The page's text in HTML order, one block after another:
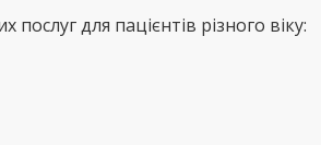
для пацієнтів різного віку: